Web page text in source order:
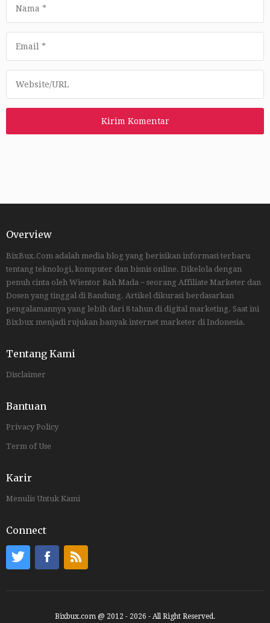
Overview
BixBux.Com adalah media blog yang berisikan informasi terbaru
tentang teknologi, komputer dan bisnis online. Dikelola dengan
penuh cinta oleh Wientor Rah Mada ~ seorang Affiliate Marketer dan
Dosen yang tinggal di Bandung. Artikel dikurasi berdasarkan
pengalamannya yang lebih dari 8 tahun di digital marketing. Saat ini
Bixbux menjadi rujukan banyak internet marketer di Indonesia.
Tentang Kami
Disclaimer
Bantuan
Privacy Policy
Term of Use
Karir
Menulis Untuk Kami
Connect
Bixbux.com @ 2012 - 2026 - All Right Reserved.